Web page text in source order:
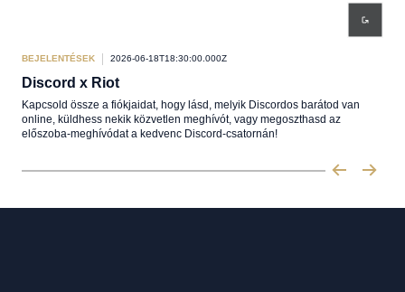
BEJELENTÉSEK 2026-06-18T18:30:00.000Z
Discord x Riot
Kapcsold össze a fiókjaidat, hogy lásd, melyik Discordos barátod van
online, küldhess nekik közvetlen meghívót, vagy megoszthasd az
előszoba-meghívódat a kedvenc Discord-csatornán!